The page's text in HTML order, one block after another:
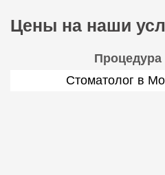
Цены на наши
Процедура
Стоматолог в